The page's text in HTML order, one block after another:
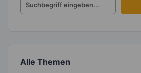
Alle Themen